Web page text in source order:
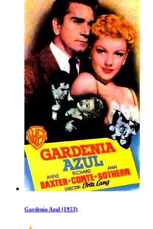
Gardenia Azul (1953)